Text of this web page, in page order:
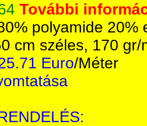
További
polyamide 20%
cm széles, 170 gr/
Euro/Méter